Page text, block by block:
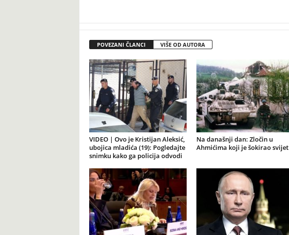
POVEZANI ČLANCI VIŠE OD AUTORA
VIDEO | Ovo je Kristijan Aleksić,
ubojica mladića (19): Pogledajte
snimku kako ga policija odvodi
Na današnji dan: Zločin u
Ahmićima koji je šokirao svijet